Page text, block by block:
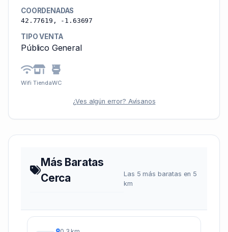
COORDENADAS
42.77619, -1.63697
TIPO VENTA
Público General
Wifi TiendaWC
¿Ves algún error? Avísanos
Más Baratas
Cerca
Las 5 más baratas en 5
km